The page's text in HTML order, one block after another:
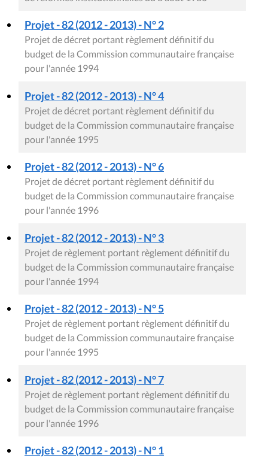
Projet - 82 (2012 - 2013) - N° 2
Projet de décret portant règlement définitif du
budget de la Commission communautaire française
pour l'année 1994
Projet - 82 (2012 - 2013) - N° 4
Projet de décret portant règlement définitif du
budget de la Commission communautaire française
pour l'année 1995
Projet - 82 (2012 - 2013) - N° 6
Projet de décret portant règlement définitif du
budget de la Commission communautaire française
pour l'année 1996
Projet - 82 (2012 - 2013) - N° 3
Projet de règlement portant règlement définitif du
budget de la Commission communautaire française
pour l'année 1994
Projet - 82 (2012 - 2013) - N° 5
Projet de règlement portant règlement définitif du
budget de la Commission communautaire française
pour l'année 1995
Projet - 82 (2012 - 2013) - N° 7
Projet de règlement portant règlement définitif du
budget de la Commission communautaire française
pour l'année 1996
Projet - 82 (2012 - 2013) - N° 1